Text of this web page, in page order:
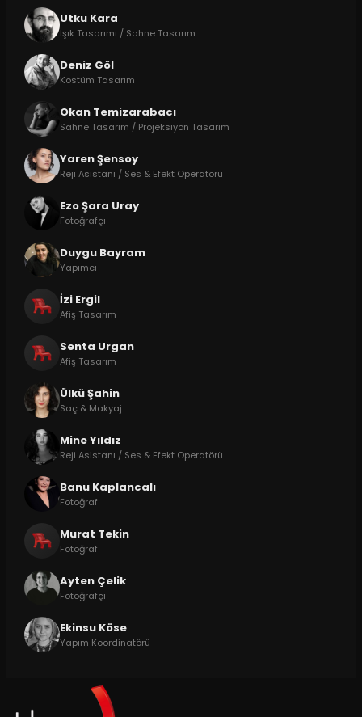
Utku Kara
Işık Tasarımı / Sahne Tasarım
Deniz Göl
Kostüm Tasarım
Okan Temizarabacı
Sahne Tasarım / Projeksiyon Tasarım
Yaren Şensoy
Reji Asistanı / Ses & Efekt Operatörü
Ezo Şara Uray
Fotoğrafçı
Duygu Bayram
Yapımcı
İzi Ergil
Afiş Tasarım
Senta Urgan
Afiş Tasarım
Ülkü Şahin
Saç & Makyaj
Mine Yıldız
Reji Asistanı / Ses & Efekt Operatörü
Banu Kaplancalı
Fotoğraf
Murat Tekin
Fotoğraf
Ayten Çelik
Fotoğrafçı
Ekinsu Köse
Yapım Koordinatörü